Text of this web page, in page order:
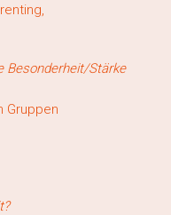
Besonderheit/Stärke
Gruppen